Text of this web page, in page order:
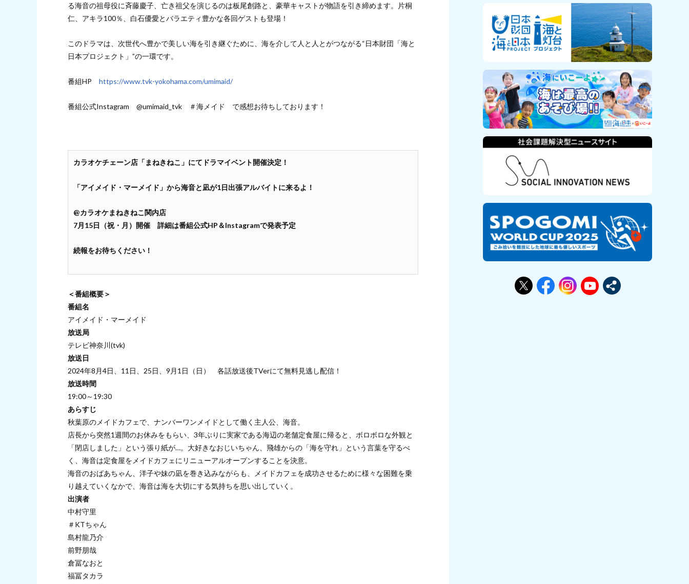
る海音の祖母役に斉藤慶子、亡き祖父を演じるのは板尾創路と、豪華キャストが物語を引き締めます。片桐
仁、アキラ100％、白石優愛とバラエティ豊かな各回ゲストも登場！
このドラマは、次世代へ豊かで美しい海を引き継ぐために、海を介して人と人とがつながる“日本財団「海と
日本プロジェクト」”の一環です。
番組HP https://www.tvk-yokohama.com/umimaid/
番組公式Instagram @umimaid_tvk ＃海メイド で感想お待ちしております！
カラオケチェーン店「まねきねこ」にてドラマイベント開催決定！
「アイメイド・マーメイド」から海音と凪が1日出張アルバイトに来るよ！
@カラオケまねきねこ関内店
7月15日（祝・月）開催 詳細は番組公式HP＆Instagramで発表予定
続報をお待ちください！
＜番組概要＞
番組名
アイメイド・マーメイド
放送局
テレビ神奈川(tvk)
放送日
2024年8月4日、11日、25日、9月1日（日） 各話放送後TVerにて無料見逃し配信！
放送時間
19:00～19:30
あらすじ
秋葉原のメイドカフェで、ナンバーワンメイドとして働く主人公、海音。
店長から突然1週間のお休みをもらい、3年ぶりに実家である海辺の老舗定食屋に帰ると、ボロボロな外観と
「閉店しました」という張り紙が…。大好きなおじいちゃん、飛雄からの「海を守れ」という言葉を守るべ
く、海音は定食屋をメイドカフェにリニューアルオープンすることを決意。
海音のおばあちゃん、洋子や妹の凪を巻き込みながらも、メイドカフェを成功させるために様々な困難を乗
り越えていくなかで、海音は海を大切にする気持ちを思い出していく。
出演者
中村守里
＃KTちゃん
島村龍乃介
前野朋哉
倉冨なおと
福冨タカラ